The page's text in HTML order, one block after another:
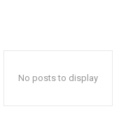
No posts to display